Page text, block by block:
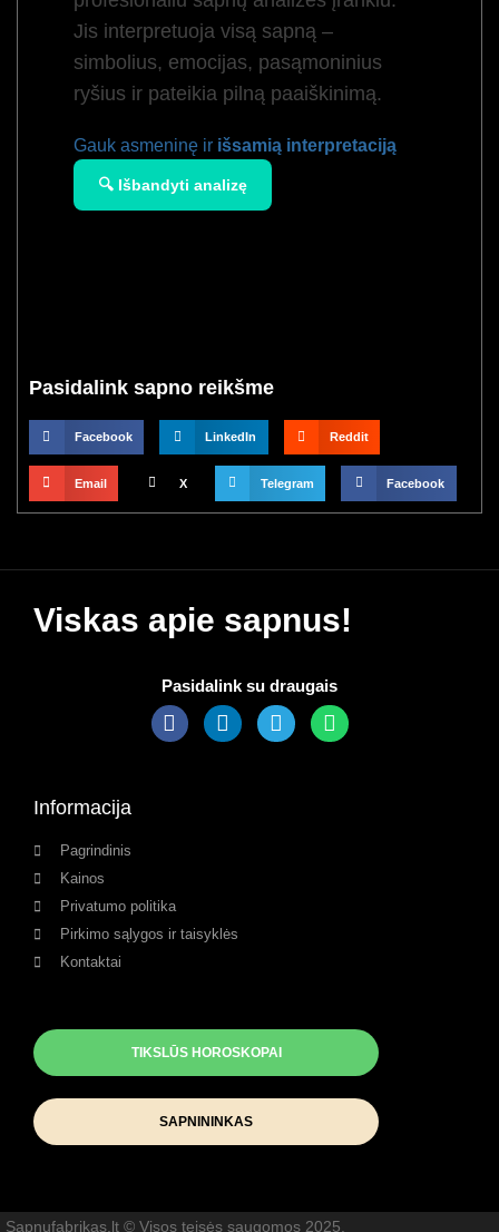
Jis interpretuoja visą sapną –
simbolius, emocijas, pasąmoninius
ryšius ir pateikia pilną paaiškinimą.
Gauk asmeninę ir išsamią interpretaciją
🔍 Išbandyti analizę
Pasidalink sapno reikšme
Facebook LinkedIn Reddit
Email X Telegram Facebook
Viskas apie sapnus!
Pasidalink su draugais
Informacija
Pagrindinis
Kainos
Privatumo politika
Pirkimo sąlygos ir taisyklės
Kontaktai
TIKSLŪS HOROSKOPAI
SAPNININKAS
Sapnufabrikas.lt © Visos teisės saugomos 2025.